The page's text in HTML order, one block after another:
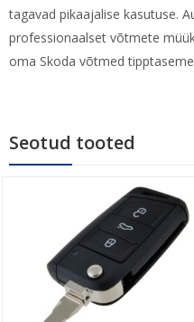
tagavad pikaajalise kasutuse.
professionaalset võtmete
oma Skoda võtmed
Seotud tooted